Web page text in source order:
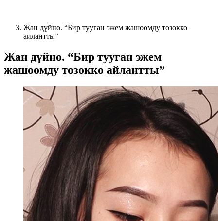
Жан дүйнө. “Бир тууган эжем жашоомду тозокко
айлантты”
Жан дүйнө. “Бир тууган эжем
жашоомду тозокко айлантты”